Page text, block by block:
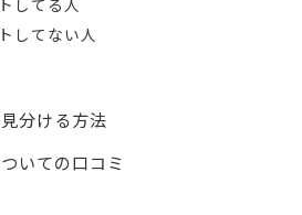
してる人
してない人
分ける方法
いての口コミ